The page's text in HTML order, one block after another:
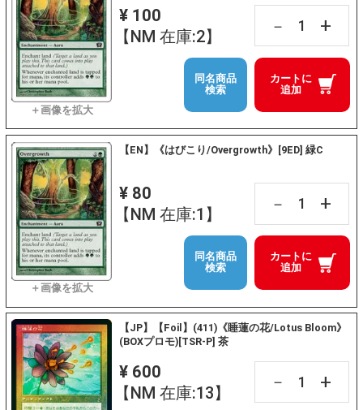
¥ 100
【NM 在庫:2】
－ +
カートに
追加
同名商品
検索
【EN】《はびこり/Overgrowth》[9ED] 緑C
¥ 80
【NM 在庫:1】
－ +
カートに
追加
同名商品
検索
【JP】【Foil】(411)《睡蓮の花/Lotus Bloom》
(BOXプロモ)[TSR-P] 茶
¥ 600
【NM 在庫:13】
－ +